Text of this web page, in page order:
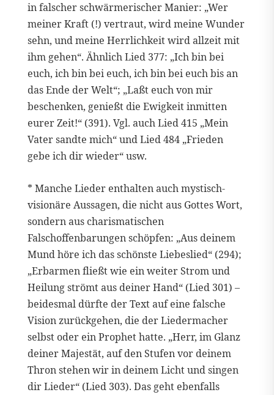
in falscher schwärmerischer Manier: „Wer
meiner Kraft (!) vertraut, wird meine Wunder
sehn, und meine Herrlichkeit wird allzeit mit
ihm gehen“. Ähnlich Lied 377: „Ich bin bei
euch, ich bin bei euch, ich bin bei euch bis an
das Ende der Welt“; „Laßt euch von mir
beschenken, genießt die Ewigkeit inmitten
eurer Zeit!“ (391). Vgl. auch Lied 415 „Mein
Vater sandte mich“ und Lied 484 „Frieden
gebe ich dir wieder“ usw.
* Manche Lieder enthalten auch mystisch-
visionäre Aussagen, die nicht aus Gottes Wort,
sondern aus charismatischen
Falschoffenbarungen schöpfen: „Aus deinem
Mund höre ich das schönste Liebeslied“ (294);
„Erbarmen fließt wie ein weiter Strom und
Heilung strömt aus deiner Hand“ (Lied 301) –
beidesmal dürfte der Text auf eine falsche
Vision zurückgehen, die der Liedermacher
selbst oder ein Prophet hatte. „Herr, im Glanz
deiner Majestät, auf den Stufen vor deinem
Thron stehen wir in deinem Licht und singen
dir Lieder“ (Lied 303). Das geht ebenfalls